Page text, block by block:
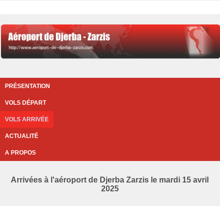
PRÉSENTATION
VOLS DÉPART
VOLS ARRIVÉE
ACTUALITÉ
A PROPOS
Arrivées à l'aéroport de Djerba Zarzis le mardi 15 avril
2025